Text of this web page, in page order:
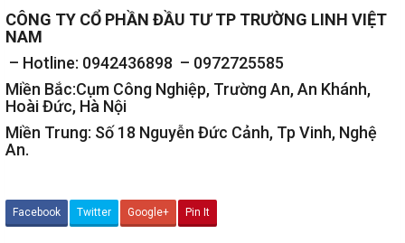
CÔNG TY CỔ PHẦN ĐẦU TƯ TP TRƯỜNG LINH VIỆT
NAM
– Hotline: 0942436898 – 0972725585
Miền Bắc:Cụm Công Nghiệp, Trường An, An Khánh,
Hoài Đức, Hà Nội
Miền Trung: Số 18 Nguyễn Đức Cảnh, Tp Vinh, Nghệ
An.
Facebook Twitter Google+ Pin It